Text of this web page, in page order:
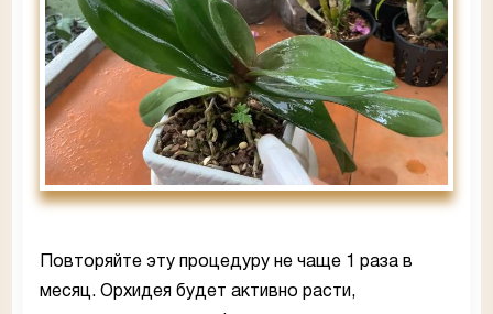
Повторяйте эту процедуру не чаще 1 раза в
месяц. Орхидея будет активно расти,